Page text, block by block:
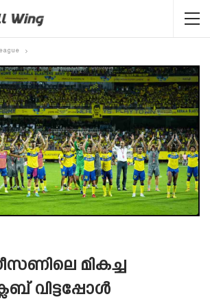
മികച്ച
വിട്ടപ്പോൾ